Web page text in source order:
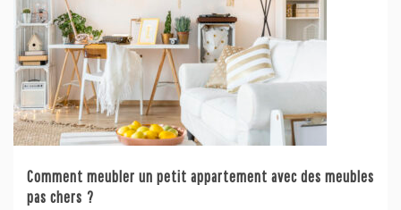
Comment meubler un petit appartement avec des meubles
pas chers ?